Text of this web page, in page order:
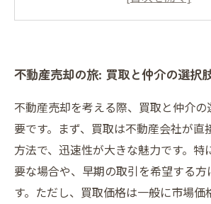
て売却しよう
不動産売却の旅: 買取と仲介の選択
不動産売却を考える際、買取と仲介
要です。まず、買取は不動産会社が直
方法で、迅速性が大きな魅力です。特
要な場合や、早期の取引を希望する方
す。ただし、買取価格は一般に市場価